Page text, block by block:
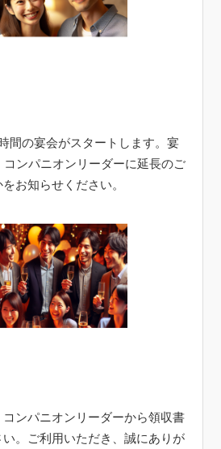
間の宴会がスタートします。宴
ンパニオンリーダーに延長のご
お知らせください。
ンパニオンリーダーから領収書
。ご利用いただき、誠にありが